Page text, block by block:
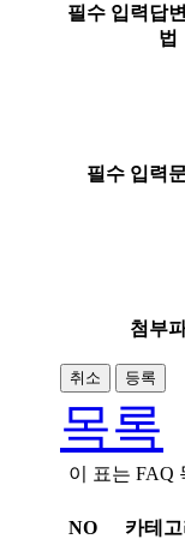
필수 입력답
법
필수 입력
첨부
취소
등록
목록
이 표는 FAQ
NO
카테고